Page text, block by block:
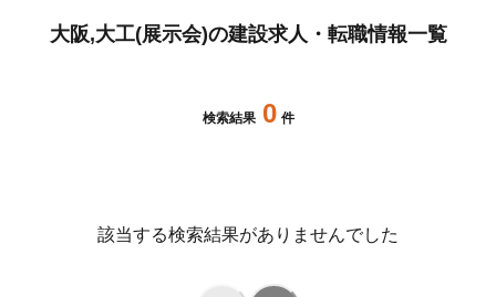
大阪,大工(展示会)の建設求人・転職情報一覧
検索結果 0 件
該当する検索結果がありませんでした